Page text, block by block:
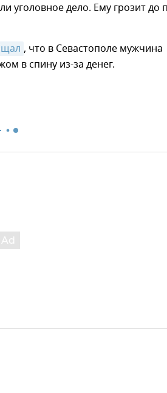
уголовное дело. Ему грозит до
, что в Севастополе мужчина
в спину из-за денег.